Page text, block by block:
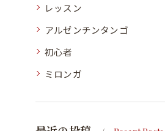
レッスン
アルゼンチンタンゴ
初心者
ミロンガ